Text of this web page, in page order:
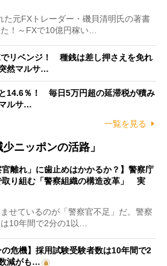
元FXトレーダー・磯貝清明氏の著書
た！～FXで10億円稼い…
でリベンジ！ 種銭は差し押さえを免れ
然マルサ…
と14.6％！ 毎日5万円超の延滞税が積み
ルサ…
一覧を見る
ニッポンの活路」
官離れ」に歯止めはかかるか？】警察庁
取り組む「警察組織の構造改革」 実
せているのが「警察官不足」だ。警察
10年間で2分の1以…
の危機】採用試験受験者数は10年間で2
減がも…